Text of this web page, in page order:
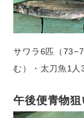
サワラ6匹（
む）・太刀魚1人
午後便青物